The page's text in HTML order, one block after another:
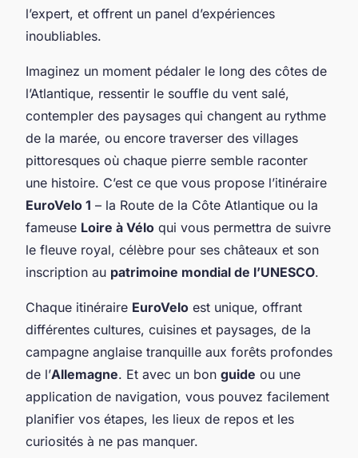
l’expert, et offrent un panel d’expériences
inoubliables.
Imaginez un moment pédaler le long des côtes de
l’Atlantique, ressentir le souffle du vent salé,
contempler des paysages qui changent au rythme
de la marée, ou encore traverser des villages
pittoresques où chaque pierre semble raconter
une histoire. C’est ce que vous propose l’itinéraire
EuroVelo 1 – la Route de la Côte Atlantique ou la
fameuse Loire à Vélo qui vous permettra de suivre
le fleuve royal, célèbre pour ses châteaux et son
inscription au patrimoine mondial de l’UNESCO.
Chaque itinéraire EuroVelo est unique, offrant
différentes cultures, cuisines et paysages, de la
campagne anglaise tranquille aux forêts profondes
de l’Allemagne. Et avec un bon guide ou une
application de navigation, vous pouvez facilement
planifier vos étapes, les lieux de repos et les
curiosités à ne pas manquer.